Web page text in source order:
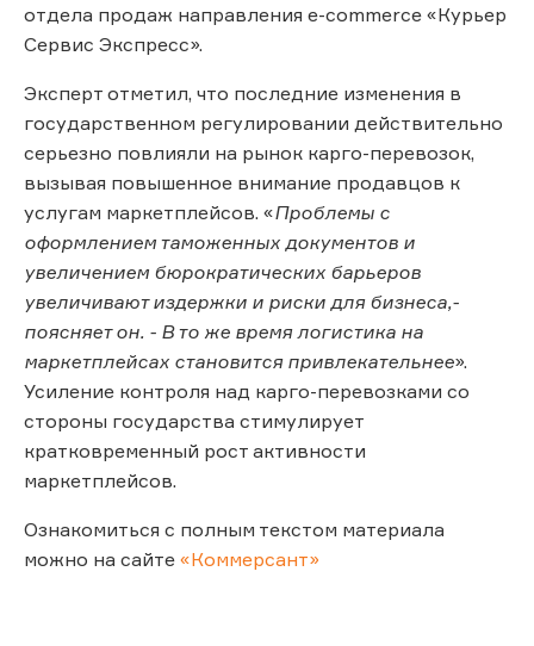
отдела продаж направления e-commerce «Курьер
Сервис Экспресс».
Эксперт отметил, что последние изменения в
государственном регулировании действительно
серьезно повлияли на рынок карго-перевозок,
вызывая повышенное внимание продавцов к
услугам маркетплейсов. «Проблемы с
оформлением таможенных документов и
увеличением бюрократических барьеров
увеличивают издержки и риски для бизнеса,-
поясняет он. - В то же время логистика на
маркетплейсах становится привлекательнее».
Усиление контроля над карго-перевозками со
стороны государства стимулирует
кратковременный рост активности
маркетплейсов.
Ознакомиться с полным текстом материала
можно на сайте «Коммерсант»